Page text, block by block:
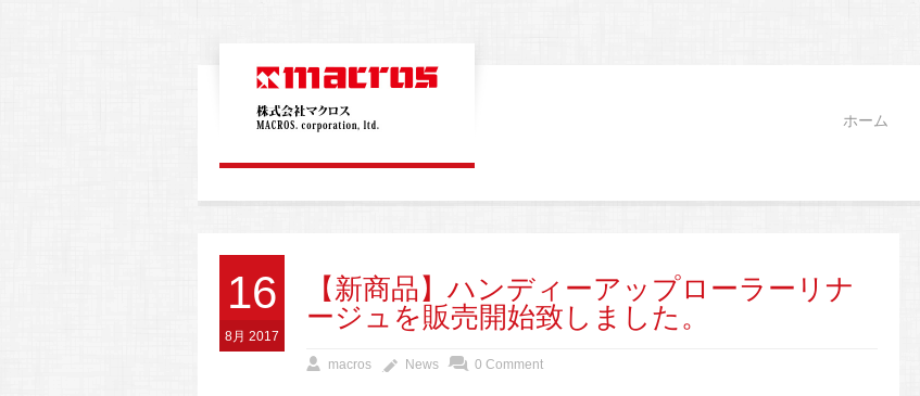
ホーム
16
8月 2017
【新商品】ハンディーアップローラーリナ
ージュを販売開始致しました。
macros News 0 Comment